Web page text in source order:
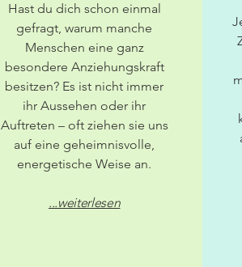
Hast du dich schon einmal
gefragt, warum manche
Menschen eine ganz
besondere Anziehungskraft
besitzen? Es ist nicht immer
ihr Aussehen oder ihr
Auftreten – oft ziehen sie uns
auf eine geheimnisvolle,
energetische Weise an.
...weiterlesen